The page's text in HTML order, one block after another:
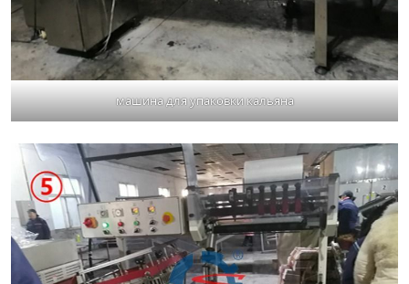
машина для упаковки кальяна